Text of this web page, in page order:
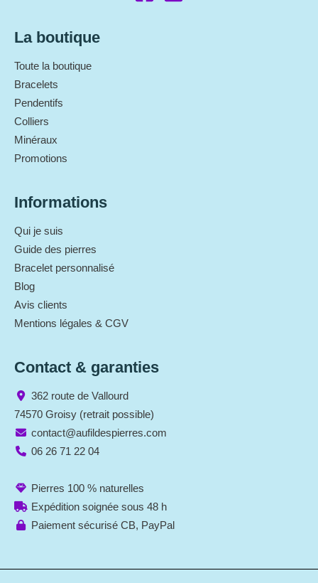
La boutique
Toute la boutique
Bracelets
Pendentifs
Colliers
Minéraux
Promotions
Informations
Qui je suis
Guide des pierres
Bracelet personnalisé
Blog
Avis clients
Mentions légales & CGV
Contact & garanties
362 route de Vallourd
74570 Groisy (retrait possible)
contact@aufildespierres.com
06 26 71 22 04
Pierres 100 % naturelles
Expédition soignée sous 48 h
Paiement sécurisé CB, PayPal